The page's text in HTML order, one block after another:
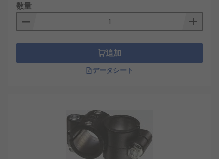
リニアモーションコンポーネントは何に使用します
リニアモーションコンポーネントは、医療機器から
重機までさまざまな用途で使用されます。また、映
像撮影業界、製造業、及びロボット産業でも使用さ
れます。このコンポーネントでは、彫刻、プレス、
ツープレートシステム、生物医学のサンプル処理、
研磨などがあります。直線的な平面に沿った正確な
動きを必要とするすべてのシステムで、リニアモー
ションコンポーネントが必要です。
数量
追加
データシート